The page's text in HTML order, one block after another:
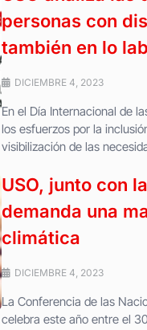
personas con
también en lo
DICIEMBRE 4, 2023
En el Día Internacional de
los esfuerzos por la
visibilización de las
USO, junto con
demanda una
climática
DICIEMBRE 4, 2023
La Conferencia de las
celebra este año entre el